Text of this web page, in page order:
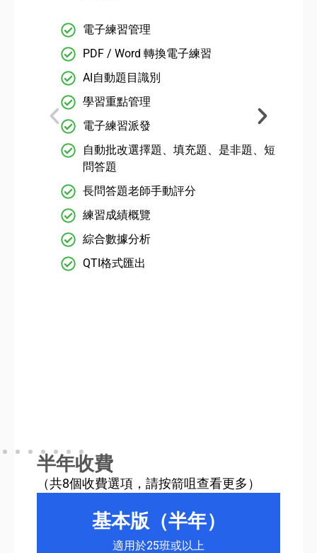
電子練習管理
PDF / Word 轉換電子練習
AI自動題目識別
學習重點管理
電子練習派發
自動批改選擇題、填充題、是非題、短
問答題
長問答題老師手動評分
練習成績概覽
綜合數據分析
QTI格式匯出
半年收費
（共8個收費選項，請按箭咀查看更多）
基本版（半年）
適用於25班或以上